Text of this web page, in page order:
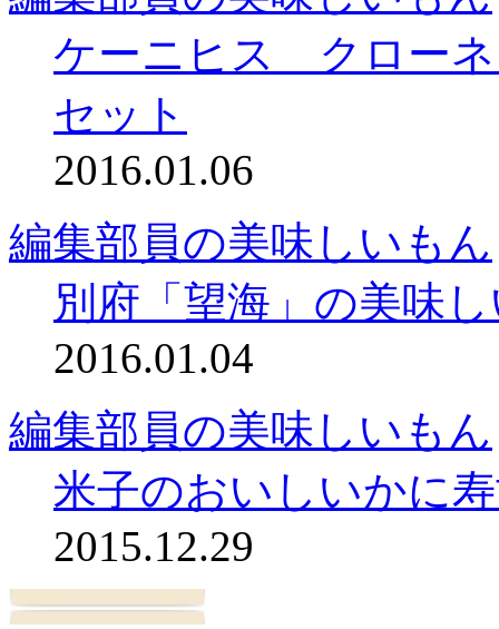
ケーニヒス クロー
セット
2016.01.06
編集部員の美味しいもん
別府「望海」の美味
2016.01.04
編集部員の美味しいもん
米子のおいしいかに
2015.12.29